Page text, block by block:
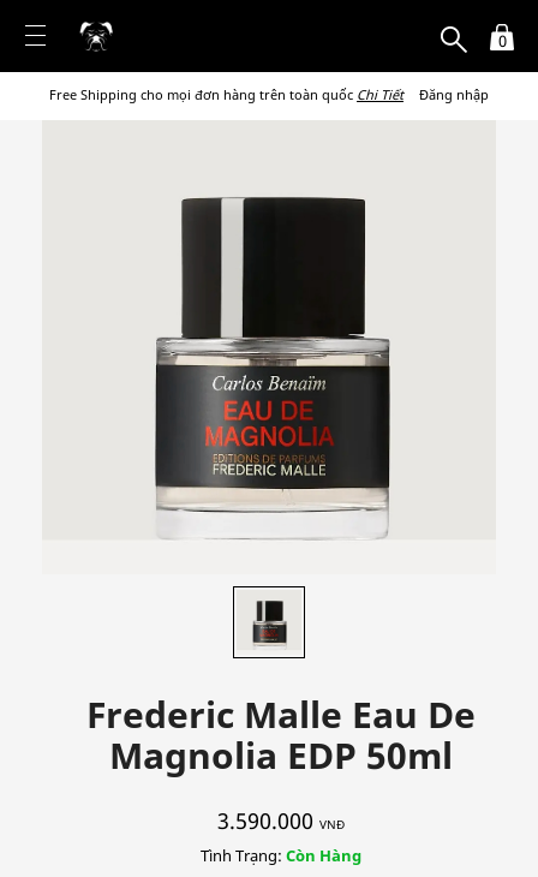
0
Free Shipping cho mọi đơn hàng trên toàn quốc Chi Tiết Đăng nhập
Frederic Malle Eau De
Magnolia EDP 50ml
3.590.000 VNĐ
Tình Trạng: Còn Hàng